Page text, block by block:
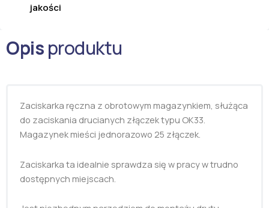
jakości
Opisproduktu
Zaciskarka ręczna z obrotowym magazynkiem, służąca
do zaciskania drucianych złączek typu OK33.
Magazynek mieści jednorazowo 25 złączek.
Zaciskarka ta idealnie sprawdza się w pracy w trudno
dostępnych miejscach.